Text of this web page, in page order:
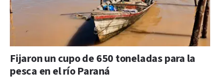
Fijaron un cupo de 650 toneladas para la
pesca en el río Paraná